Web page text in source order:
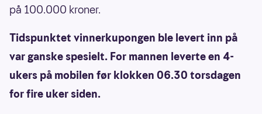
på 100.000 kroner.
Tidspunktet vinnerkupongen ble levert inn på
var ganske spesielt. For mannen leverte en 4-
ukers på mobilen før klokken 06.30 torsdagen
for fire uker siden.